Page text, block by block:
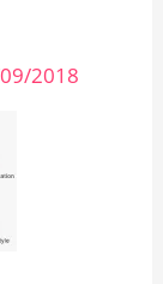
2018